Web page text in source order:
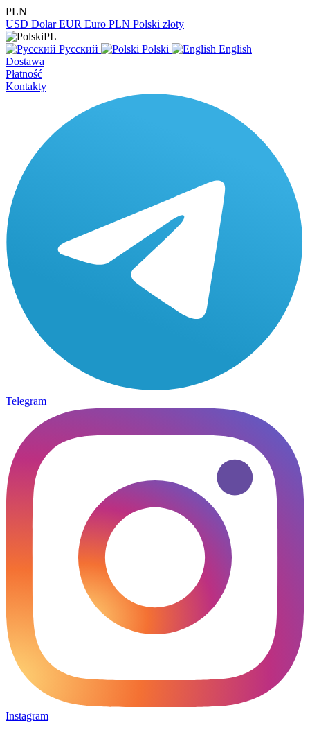
PLN
USD Dolar EUR Euro PLN Polski złoty
PL
Русский
Polski
English
Dostawa
Płatność
Kontakty
Telegram
Instagram